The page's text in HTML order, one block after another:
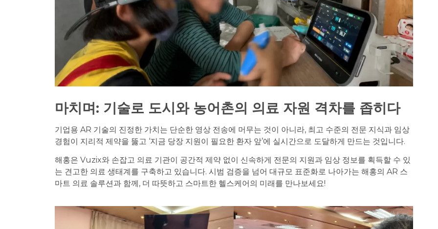
마치며: 기술로 도시와 농어촌의 의료 자원 격차를 좁히다
기업용 AR 기술의 진정한 가치는 단순한 영상 전송에 머무는 것이 아니라, 최고 수준의 전문 지식과 임상
경험이 지리적 제약을 뚫고 ‘지금 당장 지원이 필요한 환자 앞’에 실시간으로 도달하게 만드는 것입니다.
해홍은 Vuzix와 손잡고 의료 기관이 공간적 제약 없이 신속하게 전문의 지원과 임상 정보를 획득할 수 있
는 견고한 의료 생태계를 구축하고 있습니다. 시범 검증을 넘어 대규모 표준화로 나아가는 해홍의 AR 스
마트 의료 솔루션과 함께, 더 따뜻하고 스마트한 헬스케어의 미래를 만나보세요!